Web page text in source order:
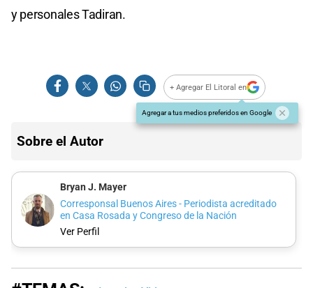
y personales Tadiran.
+ Agregar El Litoral en
Agregar a tus medios preferidos en Google
Sobre el Autor
Bryan J. Mayer
Corresponsal Buenos Aires - Periodista acreditado
en Casa Rosada y Congreso de la Nación
Ver Perfil